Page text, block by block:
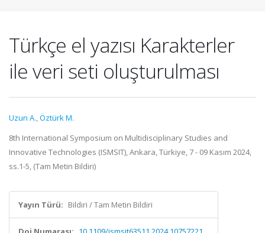
Türkçe el yazısı Karakterler
ile veri seti oluşturulması
Uzun A.,Öztürk M.
8th International Symposium on Multidisciplinary Studies and
Innovative Technologies (ISMSIT), Ankara, Türkiye, 7 - 09 Kasım 2024,
ss.1-5, (Tam Metin Bildiri)
Yayın Türü: Bildiri / Tam Metin Bildiri